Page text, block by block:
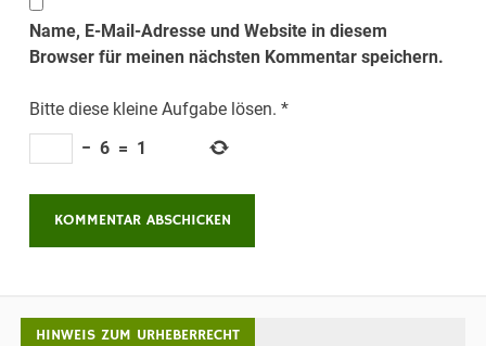
Name, E-Mail-Adresse und Website in diesem
Browser für meinen nächsten Kommentar speichern.
Bitte diese kleine Aufgabe lösen. *
− 6 = 1
HINWEIS ZUM URHEBERRECHT